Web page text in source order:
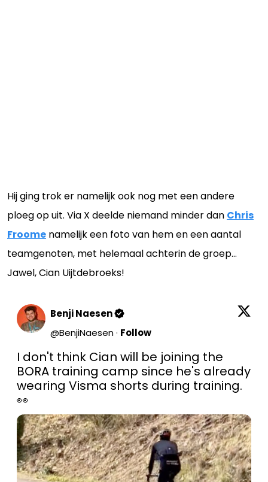
Hij ging trok er namelijk ook nog met een andere
ploeg op uit. Via X deelde niemand minder dan Chris
Froome namelijk een foto van hem en een aantal
teamgenoten, met helemaal achterin de groep…
Jawel, Cian Uijtdebroeks!
Benji Naesen
@BenjiNaesen· Follow
I don't think Cian will be joining the
BORA training camp since he's already
wearing Visma shorts during training.
👀